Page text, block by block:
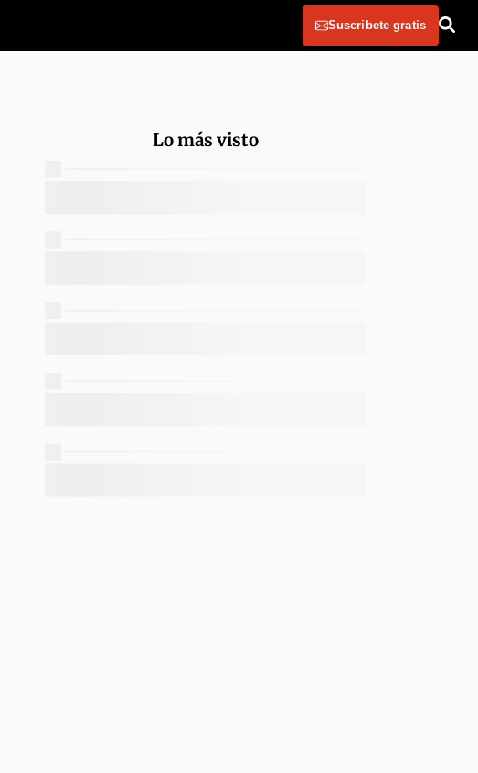
Suscribete gratis
Lo más visto